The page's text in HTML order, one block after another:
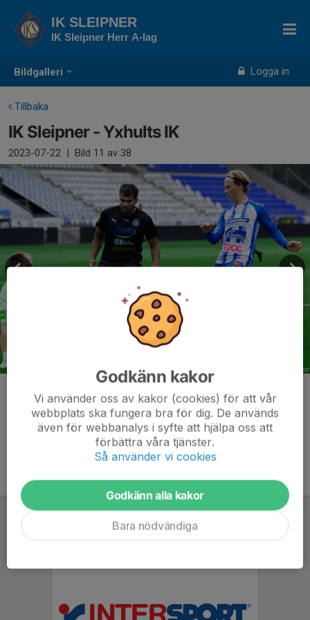
Bildgalleri Logga in
IK SLEIPNER
IK Sleipner Herr A-lag
Tillbaka
IK Sleipner - Yxhults IK
2023-07-22 | Bild 11 av 38
Kommentarer
Godkänn kakor
Vi använder oss av kakor (cookies) för att vår
webbplats ska fungera bra för dig. De används
även för webbanalys i syfte att hjälpa oss att
förbättra våra tjänster.
Så använder vi cookies
Godkänn alla kakor
Bara nödvändiga